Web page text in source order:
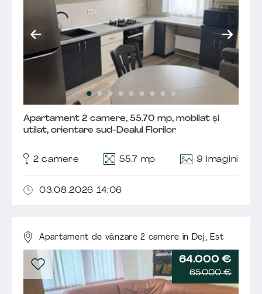
Apartament 2 camere, 55.70 mp, mobilat și
utilat, orientare sud-Dealul Florilor
2 camere 55.7 mp 9 imagini
03.08.2026 14:06
Apartament de vânzare 2 camere în Dej, Est
64.000 €
65.000 €